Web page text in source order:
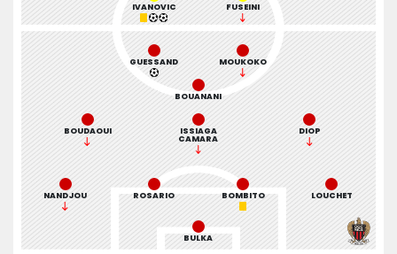
IVANOVIC FUSEINI
BULKA
BOMBITO LOUCHET
ROSARIO
NANDJOU
DIOP
BOUDAOUI
BOUANANI
ISSIAGA
CAMARA
GUESSAND MOUKOKO